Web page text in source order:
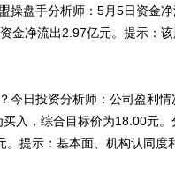
盘手分析师：5月5日资金
金净流出2.97亿元。提示：
日投资分析师：公司盈利情
入，综合目标价为18.00元
提示：基本面、机构认同度